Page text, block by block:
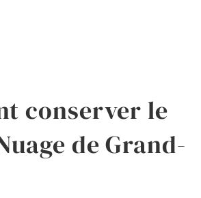
conserver le
de Grand-